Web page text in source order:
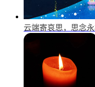
云端寄哀思，思念